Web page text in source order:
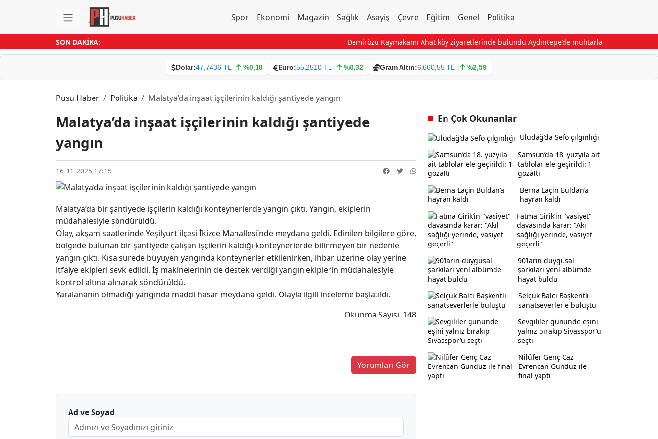
Spor Ekonomi Magazin Sağlık Asayiş Çevre Eğitim Genel Politika
SON DAKİKA: Demirözü Kaymakamı Ahat köy ziyaretlerinde bulunduAydıntepe’de muhtarlarla istişare
Dolar:47,7436 TL %0,18 Euro:55,2510 TL %0,32 Gram Altın:6.660,55 TL %2,59
Pusu Haber Politika Malatya’da inşaat işçilerinin kaldığı şantiyede yangın
Malatya’da inşaat işçilerinin kaldığı şantiyede
yangın
16-11-2025 17:15
Malatya’da bir şantiyede işçilerin kaldığı konteynerlerde yangın çıktı. Yangın, ekiplerin
müdahalesiyle söndürüldü.
Olay, akşam saatlerinde Yeşilyurt ilçesi İkizce Mahallesi’nde meydana geldi. Edinilen bilgilere göre,
bölgede bulunan bir şantiyede çalışan işçilerin kaldığı konteynerlerde bilinmeyen bir nedenle
yangın çıktı. Kısa sürede büyüyen yangında konteynerler etkilenirken, ihbar üzerine olay yerine
itfaiye ekipleri sevk edildi. İş makinelerinin de destek verdiği yangın ekiplerin müdahalesiyle
kontrol altına alınarak söndürüldü.
Yaralananın olmadığı yangında maddi hasar meydana geldi. Olayla ilgili inceleme başlatıldı.
Okunma Sayısı: 148
Yorumları Gör
Ad ve Soyad
En Çok Okunanlar
Uludağ’da Sefo çılgınlığı
Samsun’da 18. yüzyıla ait
tablolar ele geçirildi: 1
gözaltı
Berna Laçin Buldan’a
hayran kaldı
Fatma Girik’in "vasiyet"
davasında karar: "Akıl
sağlığı yerinde, vasiyet
geçerli"
90’ların duygusal
şarkıları yeni albümde
hayat buldu
Selçuk Balcı Başkentli
sanatseverlerle buluştu
Sevgililer gününde eşini
yalnız bırakıp Sivasspor’u
seçti
Nilüfer Genç Caz
Evrencan Gündüz ile
final yaptı